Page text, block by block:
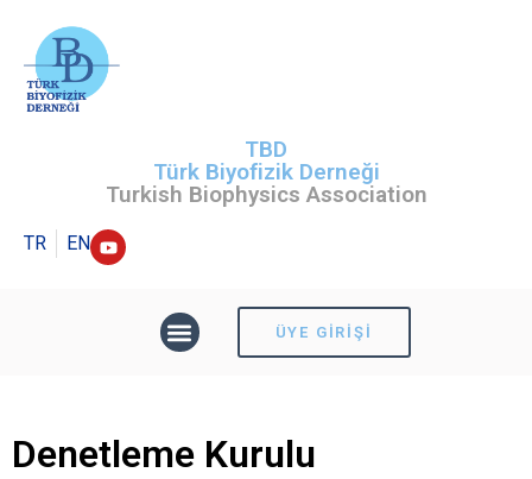
TBD
Türk Biyofizik Derneği
Turkish Biophysics Association
TR EN
ÜYE GIRIŞI
Denetleme Kurulu